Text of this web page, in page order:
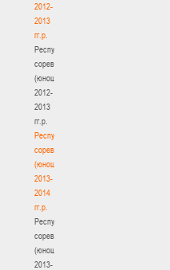
2012-
2013
гг.р.
Республиканские
соревнования
(юноши)
2012-
2013
гг.р.
Республиканские
соревнования
(юноши)
2013-
2014
гг.р.
Республиканские
соревнования
(юноши)
2013-